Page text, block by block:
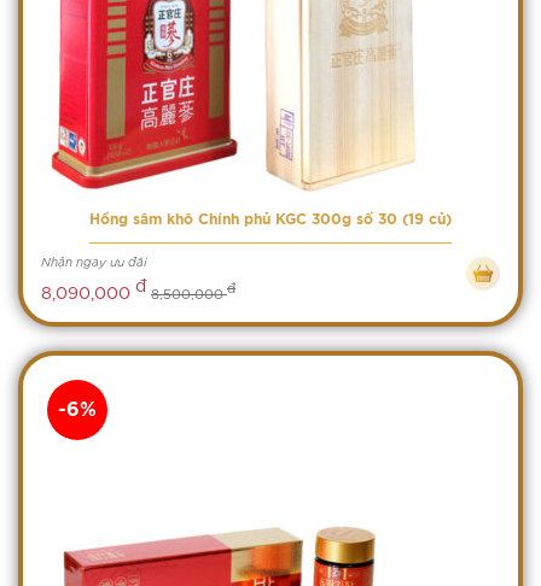
Hồng sâm khô Chính phủ KGC 300g số 30 (19 củ)
Nhận ngay ưu đãi
8,090,000 đ 8,500,000đ
-6%